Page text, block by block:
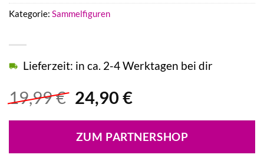
19,99€ Ursprünglicher
war:
19,99 €
24,90 €Aktueller
ist:
24,90 €.
Lieferzeit: in ca. 2-4 Werktagen bei dir
ZUM PARTNERSHOP
Kategorie: Sammelfiguren